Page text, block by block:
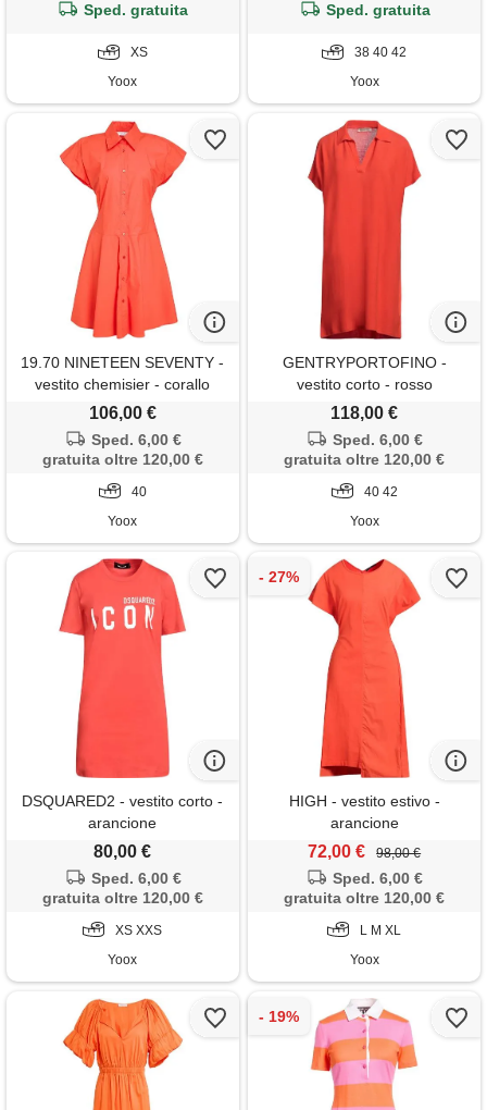
Sped. gratuita
XS
Yoox
Sped. gratuita
38 40 42
Yoox
19.70 NINETEEN SEVENTY -
vestito chemisier - corallo
106,00 €
Sped. 6,00 €
gratuita oltre 120,00 €
40
Yoox
GENTRYPORTOFINO -
vestito corto - rosso
pomodoro
118,00 €
Sped. 6,00 €
gratuita oltre 120,00 €
40 42
Yoox
DSQUARED2 - vestito corto -
arancione
80,00 €
Sped. 6,00 €
gratuita oltre 120,00 €
XS XXS
Yoox
HIGH - vestito estivo -
arancione
72,00 € 98,00 €
Sped. 6,00 €
gratuita oltre 120,00 €
L M XL
Yoox